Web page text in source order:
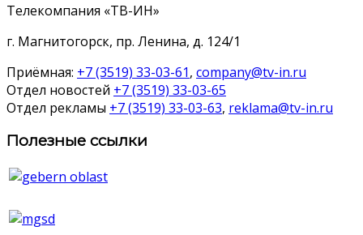
Телекомпания «ТВ-ИН»
г. Магнитогорск, пр. Ленина, д. 124/1
Приёмная: +7 (3519) 33-03-61, company@tv-in.ru
Отдел новостей +7 (3519) 33-03-65
Отдел рекламы +7 (3519) 33-03-63, reklama@tv-in.ru
Полезные ссылки